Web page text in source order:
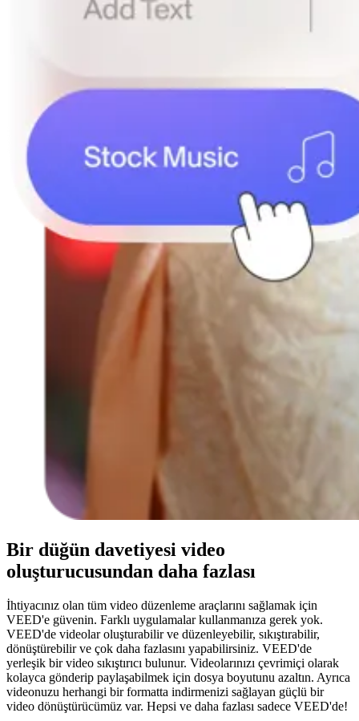
Bir düğün davetiyesi video
oluşturucusundan daha fazlası
İhtiyacınız olan tüm video düzenleme araçlarını sağlamak için
VEED'e güvenin. Farklı uygulamalar kullanmanıza gerek yok.
VEED'de videolar oluşturabilir ve düzenleyebilir, sıkıştırabilir,
dönüştürebilir ve çok daha fazlasını yapabilirsiniz. VEED'de
yerleşik bir video sıkıştırıcı bulunur. Videolarınızı çevrimiçi olarak
kolayca gönderip paylaşabilmek için dosya boyutunu azaltın. Ayrıca
videonuzu herhangi bir formatta indirmenizi sağlayan güçlü bir
video dönüştürücümüz var. Hepsi ve daha fazlası sadece VEED'de!